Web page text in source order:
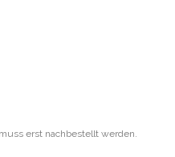
erst nachbestellt werden.